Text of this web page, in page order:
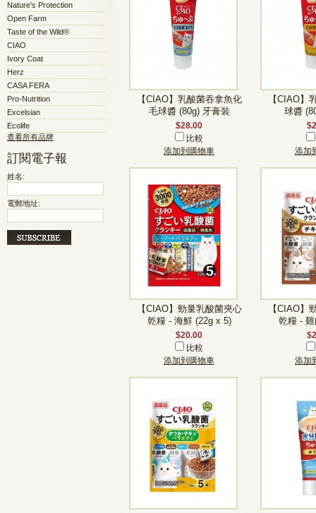
Nature's Protection
Open Farm
Taste of the Wild®
CIAO
Ivory Coat
Herz
CASA FERA
Pro-Nutrition
Excelsian
Ecolife
查看所有品牌
訂閱電子報
姓名:
電郵地址:
【CIAO】乳酸菌吞拿魚化
毛球醬 (80g) 牙膏裝
$28.00
比較
添加到購物車
【CIAO】
球醬
添加
【CIAO】勁量乳酸菌夾心
乾糧 - 海鮮 (22g x 5)
$20.00
比較
添加到購物車
【CIAO】
乾糧 -
添加